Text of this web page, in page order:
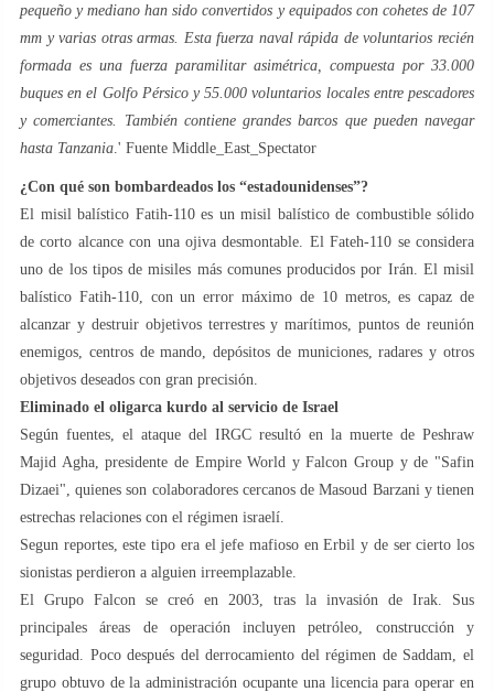
pequeño y mediano han sido convertidos y equipados con cohetes de 107
mm y varias otras armas. Esta fuerza naval rápida de voluntarios recién
formada es una fuerza paramilitar asimétrica, compuesta por 33.000
buques en el Golfo Pérsico y 55.000 voluntarios locales entre pescadores
y comerciantes. También contiene grandes barcos que pueden navegar
hasta Tanzania .' Fuente Middle_East_Spectator
¿Con qué son bombardeados los “estadounidenses”?
El misil balístico Fatih-110 es un misil balístico de combustible sólido
de corto alcance con una ojiva desmontable. El Fateh-110 se considera
uno de los tipos de misiles más comunes producidos por Irán. El misil
balístico Fatih-110, con un error máximo de 10 metros, es capaz de
alcanzar y destruir objetivos terrestres y marítimos, puntos de reunión
enemigos, centros de mando, depósitos de municiones, radares y otros
objetivos deseados con gran precisión.
Eliminado el oligarca kurdo al servicio de Israel
Según fuentes, el ataque del IRGC resultó en la muerte de Peshraw
Majid Agha, presidente de Empire World y Falcon Group y de "Safin
Dizaei", quienes son colaboradores cercanos de Masoud Barzani y tienen
estrechas relaciones con el régimen israelí.
Segun reportes, este tipo era el jefe mafioso en Erbil y de ser cierto los
sionistas perdieron a alguien irreemplazable.
El Grupo Falcon se creó en 2003, tras la invasión de Irak. Sus
principales áreas de operación incluyen petróleo, construcción y
seguridad. Poco después del derrocamiento del régimen de Saddam, el
grupo obtuvo de la administración ocupante una licencia para operar en